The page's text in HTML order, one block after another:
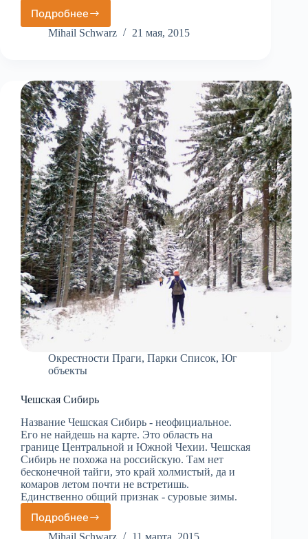
Подробнее
Палава
Mihail Schwarz 21 мая, 2015
Окрестности Праги, Парки Список, Юг
объекты
Чешская Сибирь
Название Чешская Сибирь - неофициальное.
Его не найдешь на карте. Это область на
границе Центральной и Южной Чехии. Чешская
Сибирь не похожа на российскую. Там нет
бесконечной тайги, это край холмистый, да и
комаров летом почти не встретишь.
Единственно общий признак - суровые зимы.
Подробнее
Чешская
Сибирь